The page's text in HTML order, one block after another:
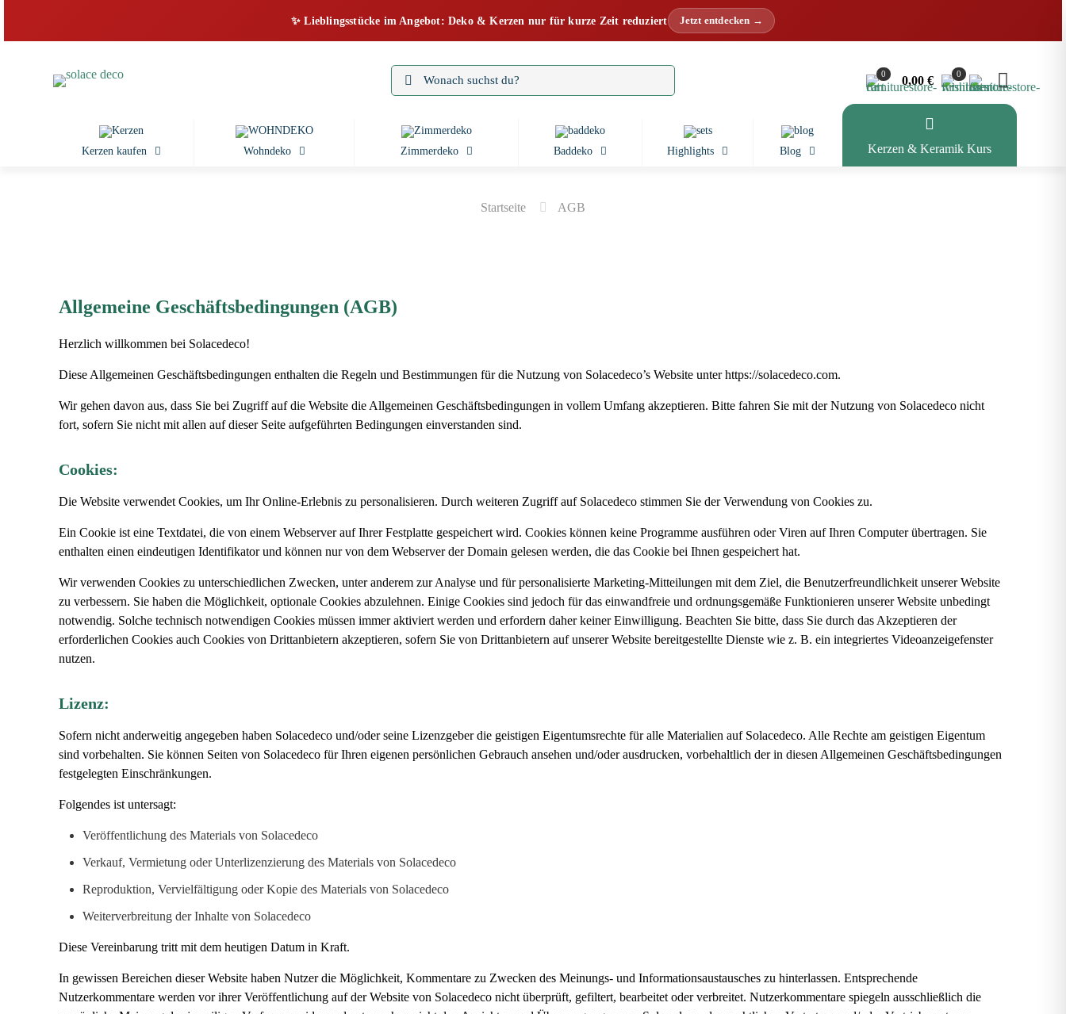
✨ Lieblingsstücke im Angebot: Deko & Kerzen nur für kurze Zeit reduziert Jetzt entdecken →
0 0,00 € 0
Kerzen kaufen Wohndeko Zimmerdeko Baddeko Highlights Blog Kerzen & Keramik Kurs
Startseite AGB
Allgemeine Geschäftsbedingungen (AGB)
Herzlich willkommen bei Solacedeco!
Diese Allgemeinen Geschäftsbedingungen enthalten die Regeln und Bestimmungen für die Nutzung von Solacedeco’s Website unter https://solacedeco.com.
Wir gehen davon aus, dass Sie bei Zugriff auf die Website die Allgemeinen Geschäftsbedingungen in vollem Umfang akzeptieren. Bitte fahren Sie mit der Nutzung von Solacedeco nicht
fort, sofern Sie nicht mit allen auf dieser Seite aufgeführten Bedingungen einverstanden sind.
Cookies:
Die Website verwendet Cookies, um Ihr Online-Erlebnis zu personalisieren. Durch weiteren Zugriff auf Solacedeco stimmen Sie der Verwendung von Cookies zu.
Ein Cookie ist eine Textdatei, die von einem Webserver auf Ihrer Festplatte gespeichert wird. Cookies können keine Programme ausführen oder Viren auf Ihren Computer übertragen. Sie
enthalten einen eindeutigen Identifikator und können nur von dem Webserver der Domain gelesen werden, die das Cookie bei Ihnen gespeichert hat.
Wir verwenden Cookies zu unterschiedlichen Zwecken, unter anderem zur Analyse und für personalisierte Marketing-Mitteilungen mit dem Ziel, die Benutzerfreundlichkeit unserer Website
zu verbessern. Sie haben die Möglichkeit, optionale Cookies abzulehnen. Einige Cookies sind jedoch für das einwandfreie und ordnungsgemäße Funktionieren unserer Website unbedingt
notwendig. Solche technisch notwendigen Cookies müssen immer aktiviert werden und erfordern daher keiner Einwilligung. Beachten Sie bitte, dass Sie durch das Akzeptieren der
erforderlichen Cookies auch Cookies von Drittanbietern akzeptieren, sofern Sie von Drittanbietern auf unserer Website bereitgestellte Dienste wie z. B. ein integriertes Videoanzeigefenster
nutzen.
Lizenz:
Sofern nicht anderweitig angegeben haben Solacedeco und/oder seine Lizenzgeber die geistigen Eigentumsrechte für alle Materialien auf Solacedeco. Alle Rechte am geistigen Eigentum
sind vorbehalten. Sie können Seiten von Solacedeco für Ihren eigenen persönlichen Gebrauch ansehen und/oder ausdrucken, vorbehaltlich der in diesen Allgemeinen Geschäftsbedingungen
festgelegten Einschränkungen.
Folgendes ist untersagt:
Veröffentlichung des Materials von Solacedeco
Verkauf, Vermietung oder Unterlizenzierung des Materials von Solacedeco
Reproduktion, Vervielfältigung oder Kopie des Materials von Solacedeco
Weiterverbreitung der Inhalte von Solacedeco
Diese Vereinbarung tritt mit dem heutigen Datum in Kraft.
In gewissen Bereichen dieser Website haben Nutzer die Möglichkeit, Kommentare zu Zwecken des Meinungs- und Informationsaustausches zu hinterlassen. Entsprechende
Nutzerkommentare werden vor ihrer Veröffentlichung auf der Website von Solacedeco nicht überprüft, gefiltert, bearbeitet oder verbreitet. Nutzerkommentare spiegeln ausschließlich die